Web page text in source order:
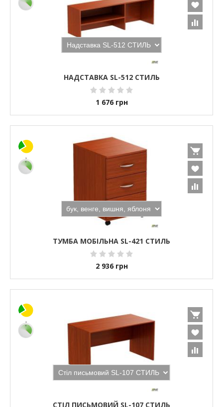
НАДСТАВКА SL-512 СТИЛЬ
1 676 грн
ТУМБА МОБІЛЬНА SL-421 СТИЛЬ
2 936 грн
СТІЛ ПИСЬМОВИЙ SL-107 СТИЛЬ